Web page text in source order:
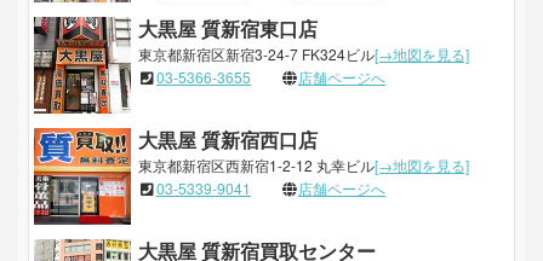
大黒屋 質新宿東口店
東京都新宿区新宿3-24-7 FK324ビル[→地図を見る]
03-5366-3655
店舗ページへ
大黒屋 質新宿西口店
東京都新宿区西新宿1-2-12 丸幸ビル[→地図を見る]
03-5339-9041
店舗ページへ
大黒屋 質新宿買取センター